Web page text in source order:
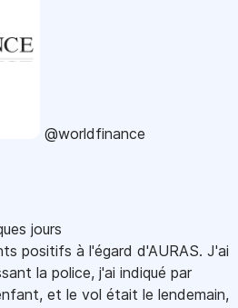
@worldfinance
jours
positifs à l'égard d'AURAS. J'ai
la police, j'ai indiqué par
et le vol était le lendemain,